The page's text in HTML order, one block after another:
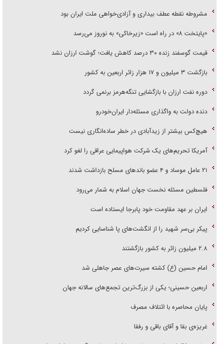
مشروطه نقطه عطف بیداری و آزادی‌خواهی ملت ایران بود
«پایتخت ۸» در راه است «زیرخاکی» به نوروز می‌رسد
قیمت گوسفند زنده ۳۰ درصد کاهش یافت؛ گوشت ارزان نشد
بازگشت ۳ میلیون و ۱۷ هزار زائر اربعین به کشور
دوره نفت ارزان با بازگشایی تنگه‌هرمز برنمی گردد
دنده دولت به واگذاری مسئله‌دار ایران‌خودرو
هیچ‌کس بیشتر از زیدآبادی در خطر ساده‌انگاری نیست
آمریکا تحریم‌های یک شرکت هواپیمایی عراقی را لغو کرد
۲۱ عامل موساد و ۴ عضو باند‌های مسلح بازداشت شدند
فلسطین مسئله نخست جهان اسلام به شمار می‌رود
ایران بر عهد مقاومت خود پابرجا ایستاده است
پیکر بی‌سر شهید را از انگشت‌های پا شناسایی کردیم
۲.۸ میلیون زائر به کشور بازگشتند
امام حسین (ع) کشته سیرت‌های عصر جاهلی شد
اربعین حسینی؛ یکی از بزرگ‌ترین تجمع‌های سالانه جهان
پایان محاصره با ائتلاف مصرف
غریزه‌ی بقا و آقای باقی و رفقا